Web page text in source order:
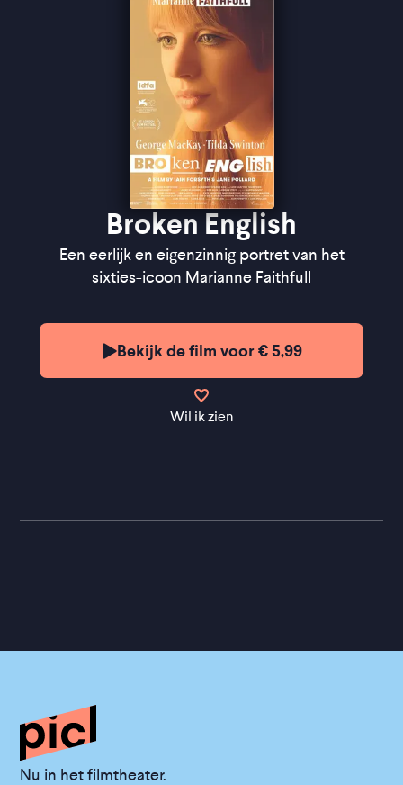
"The film catches the legend's last glow" ★★★
Broken English
Een eerlijk en eigenzinnig portret van het
sixties-icoon Marianne Faithfull
Bekijk de film voor € 5,99
Wil ik zien
Nu in het filmtheater.